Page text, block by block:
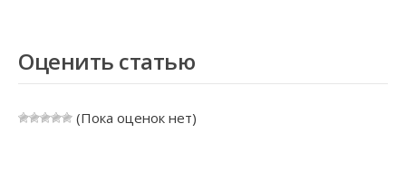
Оценить статью
(Пока оценок нет)